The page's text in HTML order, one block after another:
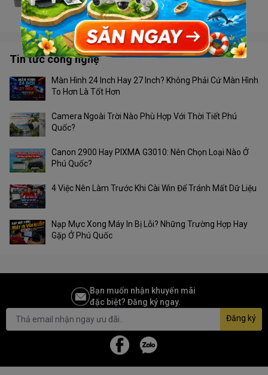
Liên hệ
Tin tức công nghệ
Màn Hình 24 Inch Hay 27 Inch? Không Phải Cứ Màn Hình
To Hơn Là Tốt Hơn
Camera Ngoài Trời Nào Phù Hợp Với Thời Tiết Phú
Quốc?
Canon 2900 Hay PIXMA G3010: Nên Chọn Loại Nào Ở
Phú Quốc?
4 Việc Nên Làm Trước Khi Cài Win Để Tránh Mất Dữ Liệu
Nạp Mực Xong Máy In Bị Lỗi? Những Trường Hợp Hay
Gặp Ở Phú Quốc
Bạn muốn nhận khuyến mãi
đặc biệt? Đăng ký ngay.
Đăng ký